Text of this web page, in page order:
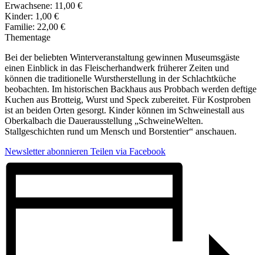
Erwachsene: 11,00 €
Kinder: 1,00 €
Familie: 22,00 €
Thementage
Bei der beliebten Winterveranstaltung gewinnen Museumsgäste
einen Einblick in das Fleischerhandwerk früherer Zeiten und
können die traditionelle Wurstherstellung in der Schlachtküche
beobachten. Im historischen Backhaus aus Probbach werden deftige
Kuchen aus Brotteig, Wurst und Speck zubereitet. Für Kostproben
ist an beiden Orten gesorgt. Kinder können im Schweinestall aus
Oberkalbach die Dauerausstellung „SchweineWelten.
Stallgeschichten rund um Mensch und Borstentier“ anschauen.
Newsletter abonnieren Teilen via Facebook